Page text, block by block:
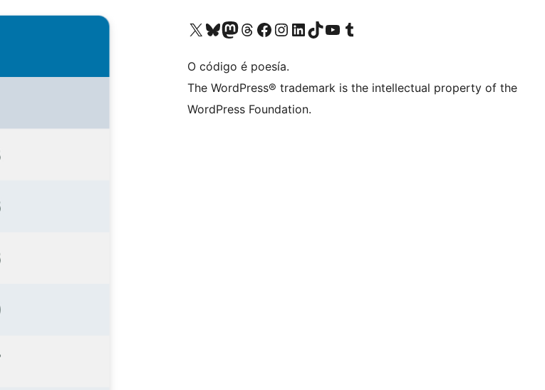
Visita la cuenta de X (anteriormente Twitter)
Visita a nosa conta de Bluesky
Visita a nosa conta de Mastodon
Visita a nosa conta de Threads
Visita a nosa páxina de Facebook
Visita a nosa conta de Instagram
Visita a nosa conta de LinkedIn
Visita a nosa conta de TikTok
Visita a nosa canle de YouTube
Visita a nosa conta de Tumblr
O código é poesía.
The WordPress® trademark is the intellectual property of the
WordPress Foundation.